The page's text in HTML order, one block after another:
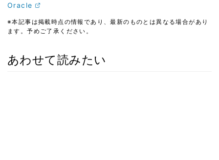
Oracle
※本記事は掲載時点の情報であり、最新のものとは異なる場合があり
ます。予めご了承ください。
あわせて読みたい